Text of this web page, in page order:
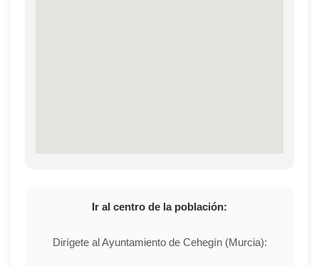
Ir al centro de la población:
Dirígete al Ayuntamiento de Cehegín (Murcia):